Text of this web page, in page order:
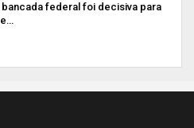
federal foi decisiva para